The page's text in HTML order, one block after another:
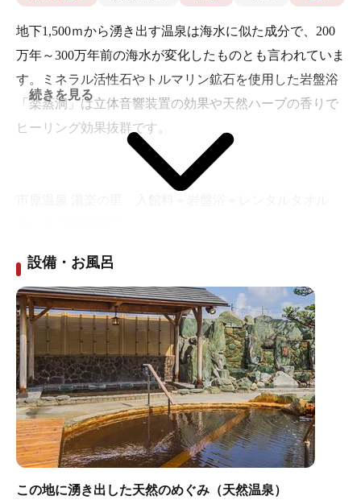
地下1,500ｍから湧き出す温泉は海水に似た成分で、200
万年～300万年前の海水が変化したものとも言われていま
す。ミネラル活性石やトルマリン鉱石を使用した岩盤浴
「楽蒸洞」は立体音響装置の効果や天然ハーブの香りで
ヒーリング効果抜群です。
お得な特別クーポンあります！！
クーポン詳細はこちらから！
続きを見る
設備・お風呂
この地に湧き出した天然のめぐみ（天然温泉）